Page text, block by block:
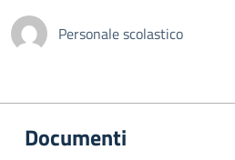
Personale scolastico
Documenti